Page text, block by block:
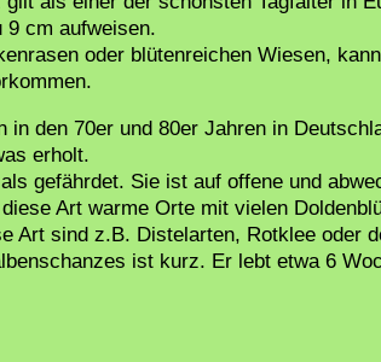
9 cm aufweisen.
oder blütenreichen Wiesen,
in den 70er und 80er Jahren in
erholt.
gefährdet. Sie ist auf offene und
Art warme Orte mit vielen
Art sind z.B. Distelarten, Rotklee oder
ist kurz. Er lebt etwa 6